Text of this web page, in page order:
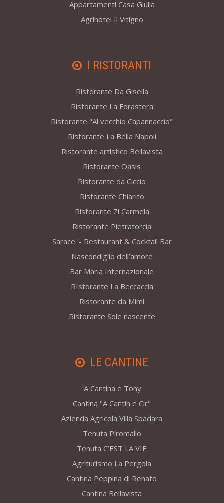
Appartamenti Casa Giulia
Agrihotel Il Vitigno
I RISTORANTI
Ristorante Da Gisella
Ristorante La Forastera
Ristorante "Al vecchio Capannaccio"
Ristorante La Bella Napoli
Ristorante artistico Bellavista
Ristorante Oasis
Ristorante da Ciccio
Ristorante Chiarito
Ristorante Zì Carmela
Ristorante Pietratorcia
Sarace' - Restaurant & Cocktail Bar
Nascondiglio dell’amore
Bar Maria Internazionale
RIstorante La Beccaccia
Ristorante da Mimì
Ristorante Sole nascente
LE CANTINE
'A Cantina e Tony
Cantina "A Cantin e Cir"
Azienda Agricola Villa Spadara
Tenuta Piromallo
Tenuta C’EST LA VIE
Agriturismo La Pergola
Cantina Peppina di Renato
Cantina Bellavista